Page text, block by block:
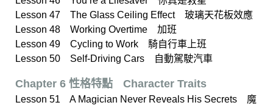
Lesson 47 The Glass Ceiling Effect 玻璃天花板效應
Lesson 48 Working Overtime 加班
Lesson 49 Cycling to Work 騎自行車上班
Lesson 50 Self-Driving Cars 自動駕駛汽車
Chapter 6 性格特點ﾠCharacter Traits
Lesson 51 A Magician Never Reveals His Secrets 魔